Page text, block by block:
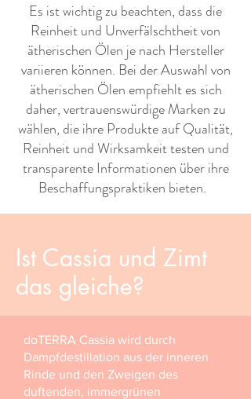
Es ist wichtig zu beachten, dass die
Reinheit und Unverfälschtheit von
ätherischen Ölen je nach Hersteller
variieren können. Bei der Auswahl von
ätherischen Ölen empfiehlt es sich
daher, vertrauenswürdige Marken zu
wählen, die ihre Produkte auf Qualität,
Reinheit und Wirksamkeit testen und
transparente Informationen über ihre
Beschaffungspraktiken bieten. ​ ​
Ist Cassia und Zimt
das gleiche?
doTERRA Cassia wird durch
Dampfdestillation aus der inneren
Rinde und den Zweigen des
duftenden, immergrünen